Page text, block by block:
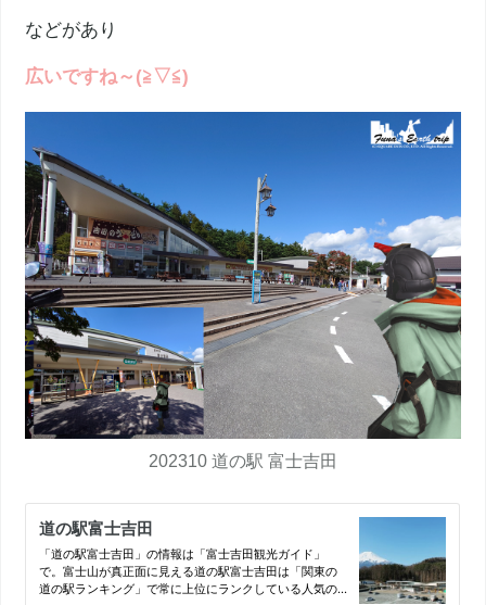
などがあり
広いですね～(≧▽≦)
202310 道の駅 富士吉田